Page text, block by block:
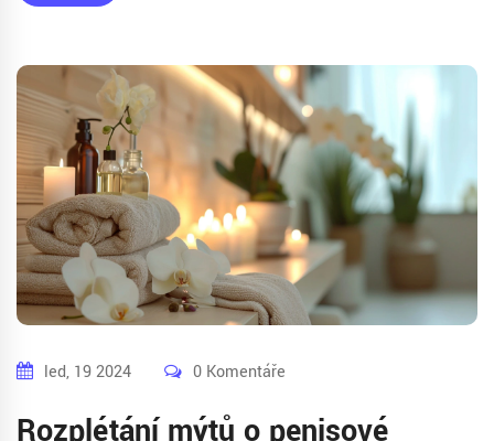
led, 19 2024 0 Komentáře
Rozplétání mýtů o penisové